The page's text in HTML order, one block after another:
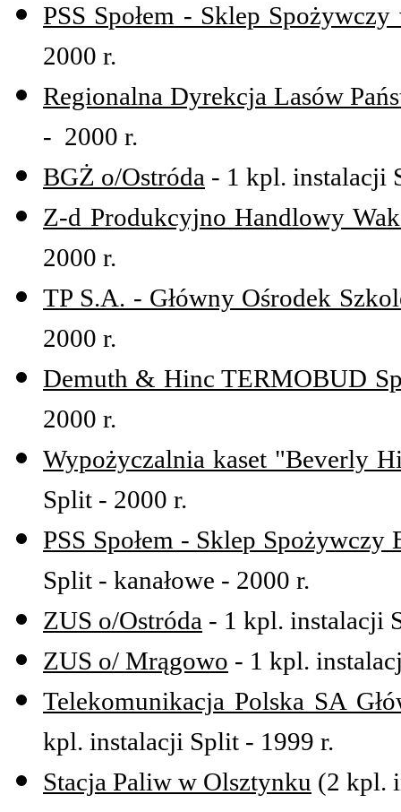
PSS Społem - Sklep
2000 r.
Regionalna Dyrekcja Lasów
- 2000 r.
BGŻ o/Ostróda - 1 kpl. instalacji
Z-d Produkcyjno Handlowy
2000 r.
TP S.A. - Główny Ośrodek
2000 r.
Demuth & Hinc TERMOBUD
2000 r.
Wypożyczalnia kaset "Beverly
Split - 2000 r.
PSS Społem - Sklep
Split - kanałowe - 2000 r.
ZUS o/Ostróda - 1 kpl. instalacji
ZUS o/ Mrągowo - 1 kpl.
Telekomunikacja Polska SA
kpl. instalacji Split - 1999 r.
Stacja Paliw w Olsztynku (2 kpl.